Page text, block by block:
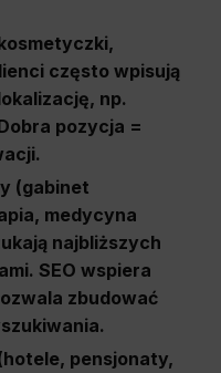
często wpisują
np.
pozycja =
(gabinet
medycyna
najbliższych
SEO wspiera
zbudować
pensjonaty,